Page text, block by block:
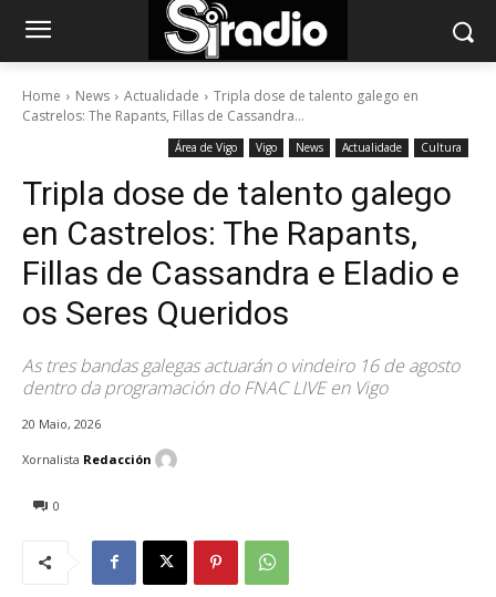
Home News Actualidade
Tripla dose de talento galego en
Castrelos: The Rapants, Fillas de Cassandra...
Área de Vigo Vigo News Actualidade Cultura
Tripla dose de talento galego
en Castrelos: The Rapants,
Fillas de Cassandra e Eladio e
os Seres Queridos
As tres bandas galegas actuarán o vindeiro 16 de agosto
dentro da programación do FNAC LIVE en Vigo
20 Maio, 2026
0
Xornalista Redacción